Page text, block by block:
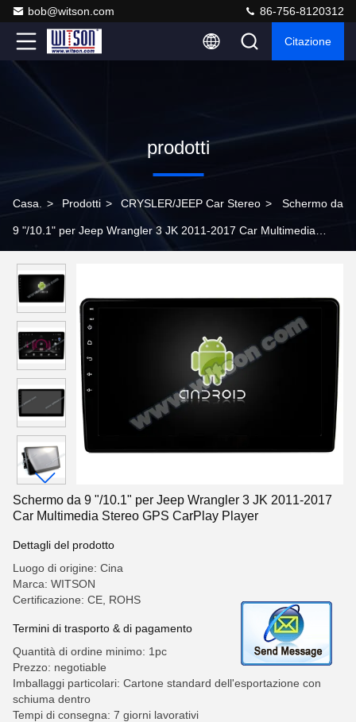
bob@witson.com 86-756-8120312
Citazione
prodotti
Casa. > Prodotti > CRYSLER/JEEP Car Stereo > Schermo da
9 "/10.1" per Jeep Wrangler 3 JK 2011-2017 Car Multimedia
Schermo da 9 "/10.1" per Jeep Wrangler 3 JK 2011-2017
Car Multimedia Stereo GPS CarPlay Player
Dettagli del prodotto
Luogo di origine: Cina
Marca: WITSON
Certificazione: CE, ROHS
Termini di trasporto & di pagamento
Quantità di ordine minimo: 1pc
Prezzo: negotiable
Imballaggi particolari: Cartone standard dell'esportazione con
schiuma dentro
Tempi di consegna: 7 giorni lavorativi